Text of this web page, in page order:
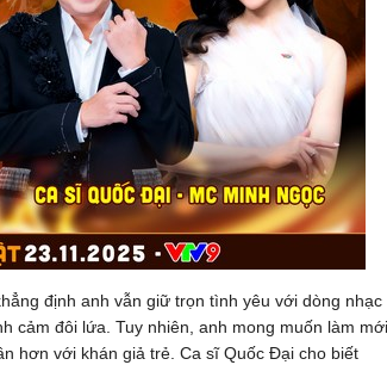
định anh vẫn giữ trọn tình yêu với dòng nhạc
cảm đôi lứa. Tuy nhiên, anh mong muốn làm mới
hơn với khán giả trẻ. Ca sĩ Quốc Đại cho biết